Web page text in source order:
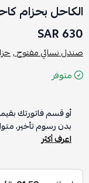
الكاحل بحزام
630 SAR
صندل نسائي مفتوح ,
متوفر
أو قسم فاتورتك
بدون رسوم تأخير،
اعرف أكثر